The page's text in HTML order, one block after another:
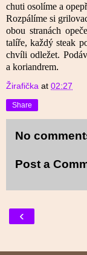
chuti osolíme a
Rozpálíme si
obou stranách
talíře, každý steak
chvíli odležet.
a koriandrem.
Žirafička at 02:27
Share
No
Post a
‹